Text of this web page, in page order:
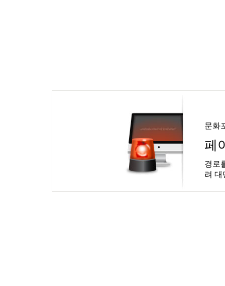
문화
페
경로
려 대